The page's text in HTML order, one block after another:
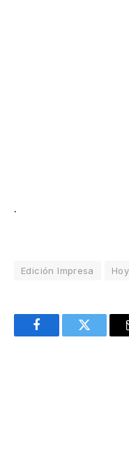
.
Edición Impresa Hoy
FacebookTwitter